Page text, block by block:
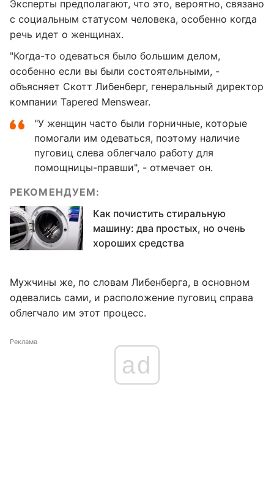
Эксперты предполагают, что это, вероятно, связано
с социальным статусом человека, особенно когда
речь идет о женщинах.
"Когда-то одеваться было большим делом,
особенно если вы были состоятельными, -
объясняет Скотт Либенберг, генеральный директор
компании Tapered Menswear.
"У женщин часто были горничные, которые
помогали им одеваться, поэтому наличие
пуговиц слева облегчало работу для
помощницы-правши", - отмечает он.
РЕКОМЕНДУЕМ:
Как почистить стиральную
машину: два простых, но очень
хороших средства
Мужчины же, по словам Либенберга, в основном
одевались сами, и расположение пуговиц справа
облегчало им этот процесс.
Реклама
ad